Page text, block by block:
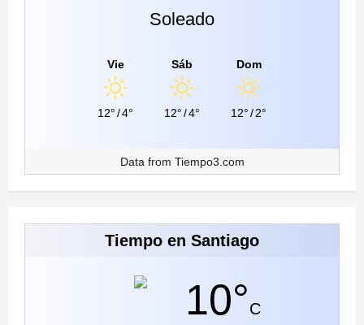
Soleado
Vie
12°/4°
Sáb
12°/4°
Dom
12°/2°
Data from Tiempo3.com
Tiempo en Santiago
10°C